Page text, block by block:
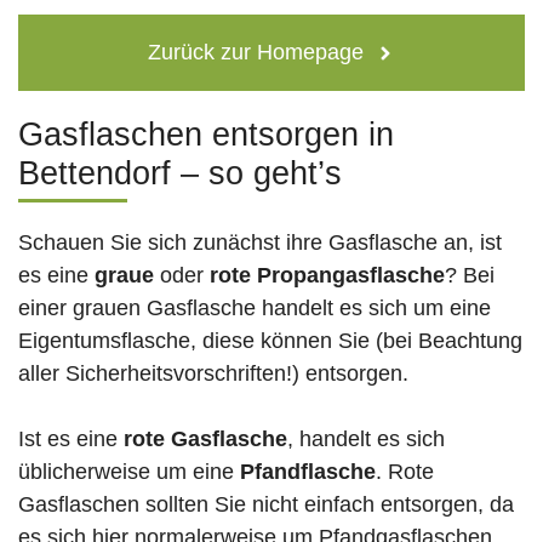
Zurück zur Homepage
Gasflaschen entsorgen in
Bettendorf – so geht’s
Schauen Sie sich zunächst ihre Gasflasche an, ist
es eine graue oder rote Propangasflasche? Bei
einer grauen Gasflasche handelt es sich um eine
Eigentumsflasche, diese können Sie (bei Beachtung
aller Sicherheitsvorschriften!) entsorgen.
Ist es eine rote Gasflasche, handelt es sich
üblicherweise um eine Pfandflasche. Rote
Gasflaschen sollten Sie nicht einfach entsorgen, da